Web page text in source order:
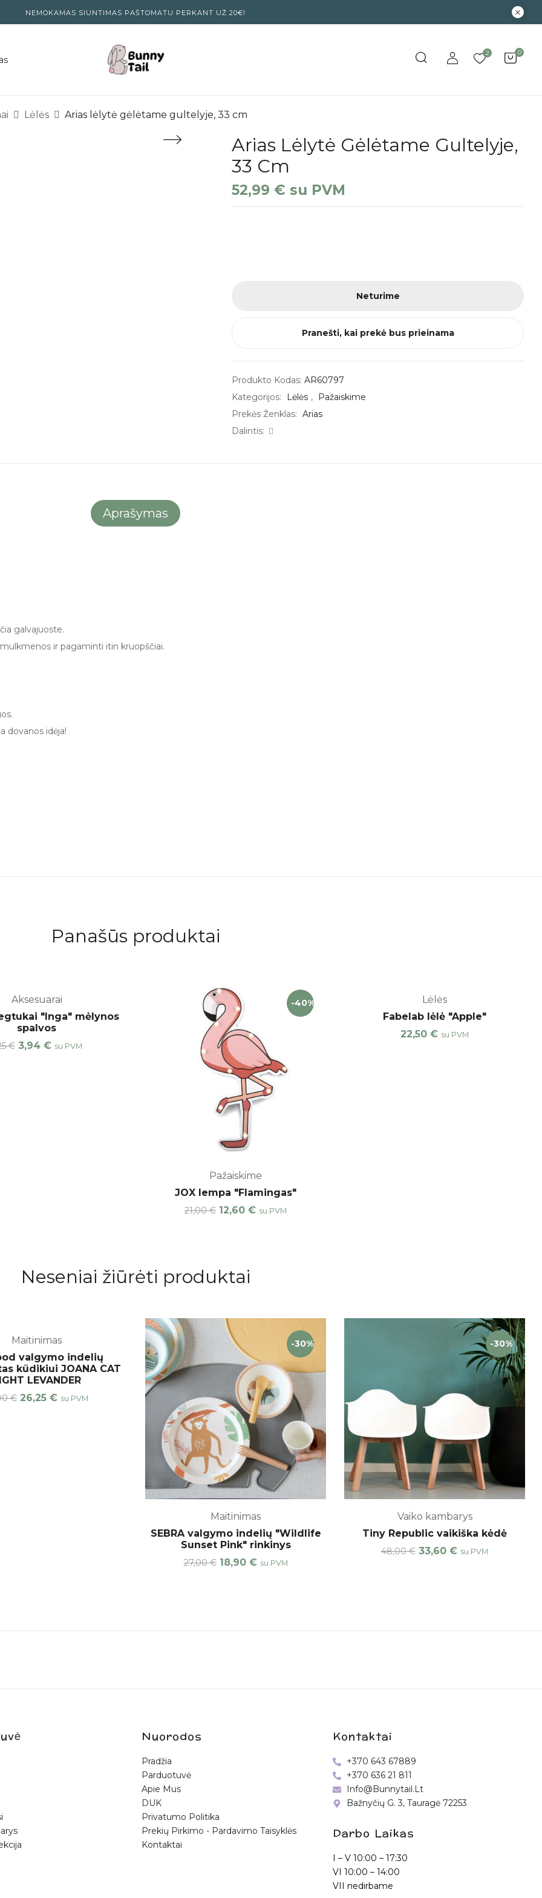
NEMOKAMAS SIUNTIMAS PAŠTOMATU PERKANT UŽ 20€!
2 0
Lėlės Arias lėlytė gėlėtame gultelyje, 33 cm
Arias Lėlytė Gėlėtame Gultelyje,
33 Cm
52,99 € su PVM
Neturime
Pranešti, kai prekė bus prieinama
Produkto Kodas:AR60797
Kategorijos:
Lėlės ,
Pažaiskime
Prekės Ženklas: Arias
Dalintis:
Aprašymas
galvajuoste.
ir pagaminti itin kruopščiai.
dovanos idėja!
Panašūs produktai
Aksesuarai
"Inga" mėlynos
spalvos
€ 3,94 € su PVM
-40%
Pažaiskime
JOX lempa "Flamingas"
21,00€ 12,60 € su PVM
Lėlės
Fabelab lėlė "Apple"
22,50 € su PVM
Neseniai žiūrėti produktai
-25%
Maitinimas
valgymo indelių
kūdikiui JOANA CAT
LEVANDER
€ 26,25 € su PVM
-30%
Maitinimas
SEBRA valgymo indelių "Wildlife
Sunset Pink" rinkinys
27,00€ 18,90 € su PVM
-30%
Vaiko kambarys
Tiny Republic vaikiška kėdė
48,00€ 33,60 € su PVM
Nuorodos
Pradžia
Parduotuvė
Apie Mus
DUK
Privatumo Politika
Prekių Pirkimo - Pardavimo Taisyklės
Kontaktai
Kontaktai
+370 643 67889
+370 636 21 811
Info@bunnytail.lt
Bažnyčių G. 3, Tauragė 72253
Darbo Laikas
I – V 10:00 – 17:30
VI 10:00 – 14:00
VII nedirbame